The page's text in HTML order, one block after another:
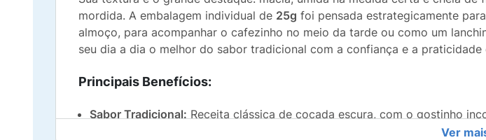
mordida. A embalagem individual de 25g foi pensada estrategicamente
almoço, para acompanhar o cafezinho no meio da tarde ou como um
seu dia a dia o melhor do sabor tradicional com a confiança e a praticidade
Principais Benefícios:
Sabor Tradicional: Receita clássica de cocada escura, com o gostinho
Ver